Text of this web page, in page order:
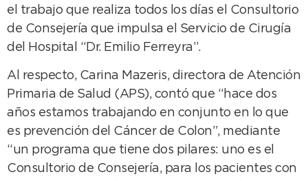
el trabajo que realiza todos los días el Consultorio
de Consejería que impulsa el Servicio de Cirugía
del Hospital “Dr. Emilio Ferreyra”.
Al respecto, Carina Mazeris, directora de Atención
Primaria de Salud (APS), contó que “hace dos
años estamos trabajando en conjunto en lo que
es prevención del Cáncer de Colon”, mediante
“un programa que tiene dos pilares: uno es el
Consultorio de Consejería, para los pacientes con